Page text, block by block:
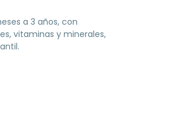
a 3 años, con
vitaminas y minerales,